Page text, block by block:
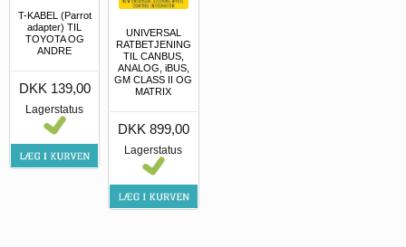
T-KABEL (Parrot
adapter) TIL
TOYOTA OG
ANDRE
DKK 139,00
Lagerstatus
UNIVERSAL
RATBETJENING
TIL CANBUS,
ANALOG, iBUS,
GM CLASS II OG
MATRIX
DKK 899,00
Lagerstatus